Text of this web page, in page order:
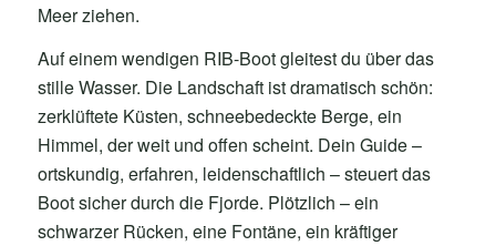
Meer ziehen.
Auf einem wendigen RIB-Boot gleitest du über das
stille Wasser. Die Landschaft ist dramatisch schön:
zerklüftete Küsten, schneebedeckte Berge, ein
Himmel, der weit und offen scheint. Dein Guide –
ortskundig, erfahren, leidenschaftlich – steuert das
Boot sicher durch die Fjorde. Plötzlich – ein
schwarzer Rücken, eine Fontäne, ein kräftiger